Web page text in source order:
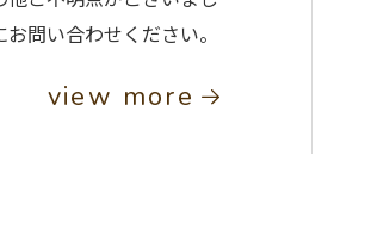
問い合わせください。
view more